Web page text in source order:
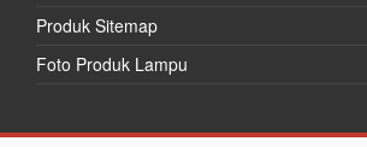
Produk Sitemap
Foto Produk Lampu